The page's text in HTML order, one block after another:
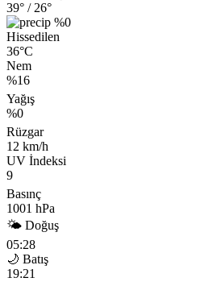
39° / 26°
%0
Hissedilen
36°C
Nem
%16
Yağış
%0
Rüzgar
12 km/h
UV İndeksi
9
Basınç
1001 hPa
🌤 Doğuş
05:28
🌙 Batış
19:21